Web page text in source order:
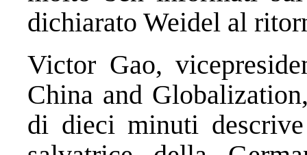
dichiarato Weidel al
Victor Gao,
China and
di dieci minuti